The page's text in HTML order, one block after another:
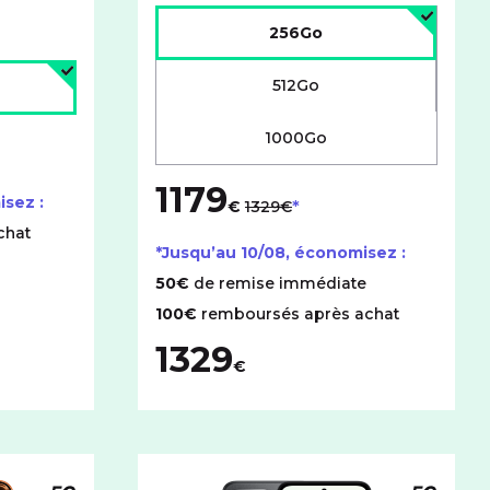
:
256Go
512Go
1000Go
1179€ 1329€
*Jusqu’au 10/08, économisez :
50€ de remise immédiate
100€ remboursés après achat
1329€